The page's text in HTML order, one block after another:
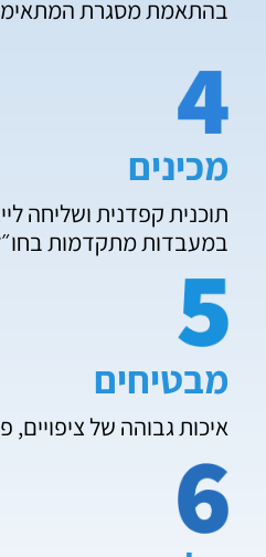
בהתאמת מסגרת
מכינים
תוכנית קפדנית ושליחה
במעבדות מתקדמות
מבטיחים
איכות גבוהה של ציפויים,